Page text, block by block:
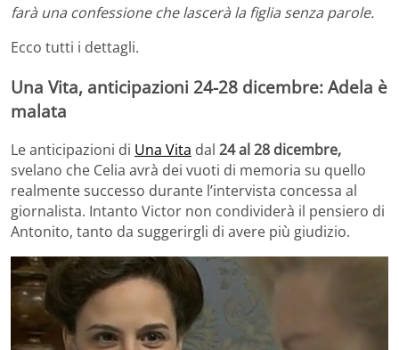
farà una confessione che lascerà la figlia senza parole.
Ecco tutti i dettagli.
Una Vita, anticipazioni 24-28 dicembre: Adela è
malata
Le anticipazioni di Una Vita dal 24 al 28 dicembre,
svelano che Celia avrà dei vuoti di memoria su quello
realmente successo durante l’intervista concessa al
giornalista. Intanto Victor non condividerà il pensiero di
Antonito, tanto da suggerirgli di avere più giudizio.